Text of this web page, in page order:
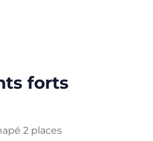
forts
2 places